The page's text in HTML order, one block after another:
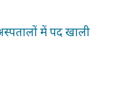
में पद खाली